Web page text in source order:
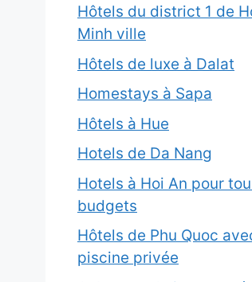
Hôtels du district 1 de
Minh ville
Hôtels de luxe à Dalat
Homestays à Sapa
Hôtels à Hue
Hotels de Da Nang
Hotels à Hoi An pour
budgets
Hôtels de Phu Quoc
piscine privée